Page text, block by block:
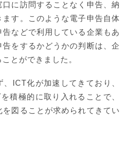
に訪問することなく申告、納
す。このような電子申告自体
などで利用している企業もあ
告をするかどうかの判断は、企
とができました。
ICT化が加速してきており、
積極的に取り入れることで、
図ることが求められてきてい